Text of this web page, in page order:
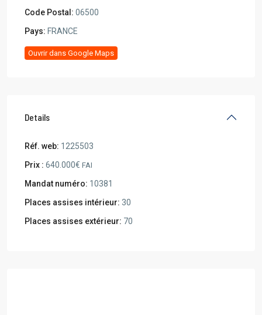
Code Postal: 06500
Pays: FRANCE
Ouvrir dans Google Maps
Details
Réf. web: 1225503
Prix : 640.000€ FAI
Mandat numéro: 10381
Places assises intérieur: 30
Places assises extérieur: 70